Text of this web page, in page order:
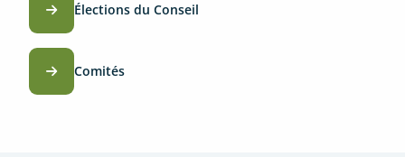
Élections du Conseil
Comités